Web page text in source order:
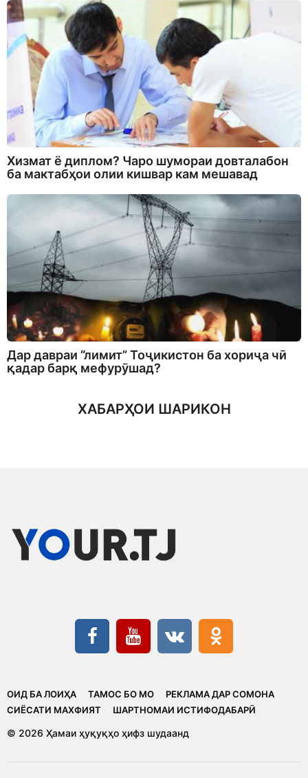
Хизмат ё диплом? Чаро шумораи довталабон
ба мактабҳои олии кишвар кам мешавад
Дар давраи “лимит” Тоҷикистон ба хориҷа чӣ
қадар барқ мефурӯшад?
ХАБАРҲОИ ШАРИКОН
ОИД БА ЛОИҲА ТАМОС БО МО
РЕКЛАМА ДАР СОМОНА
CИЁСАТИ МАХФИЯТ
ШАРТНОМАИ ИСТИФОДАБАРӢ
© 2026 Ҳамаи ҳуқуқҳо ҳифз шудаанд